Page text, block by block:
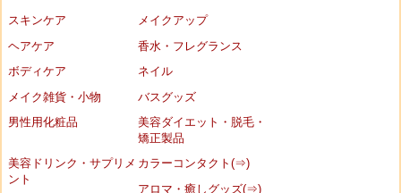
スキンケア
メイクアップ
ヘアケア
香水・フレグランス
ボディケア
ネイル
メイク雑貨・小物
バスグッズ
男性用化粧品
美容ダイエット・脱毛・
矯正製品
美容ドリンク・サプリメ
ント
カラーコンタクト(⇒)
アロマ・癒しグッズ(⇒)